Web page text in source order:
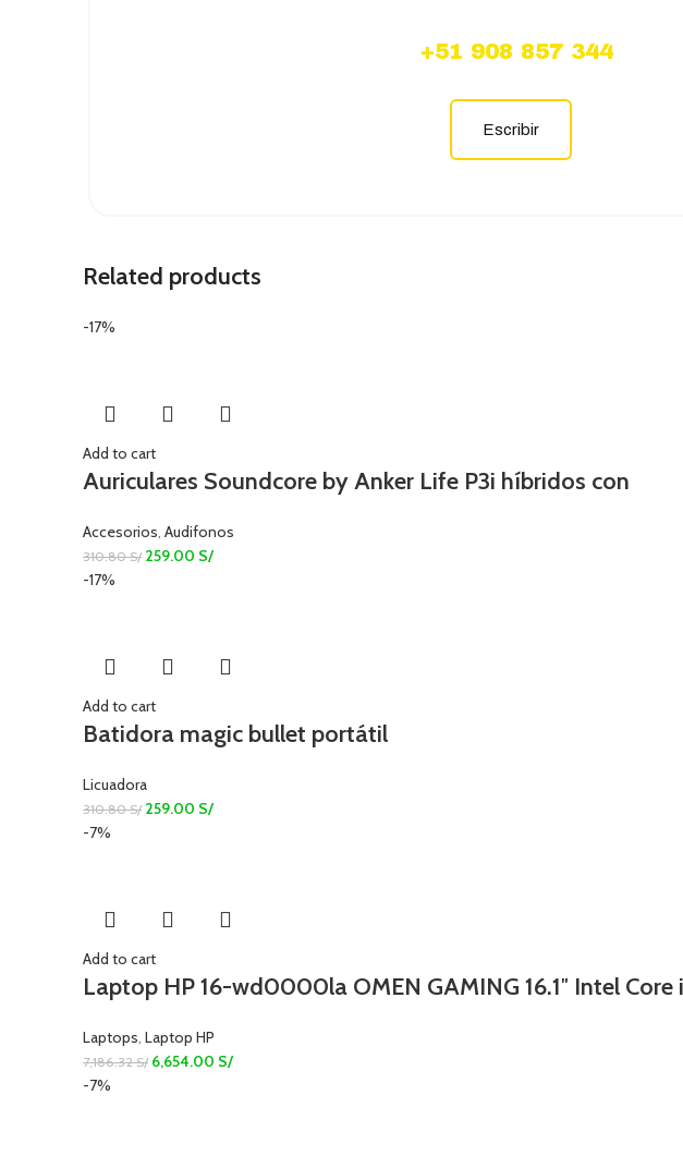
+51 908 857 344
Escribir
Related products
-17%
Add to cart
Auriculares Soundcore by Anker Life P3i híbridos con
Accesorios, Audifonos
310.80S/ 259.00 S/
-17%
Add to cart
Batidora magic bullet portátil
Licuadora
310.80S/ 259.00 S/
-7%
Add to cart
Laptop HP 16-wd0000la OMEN GAMING 16.1″ Intel Core
Laptops, Laptop HP
7,186.32S/ 6,654.00 S/
-7%